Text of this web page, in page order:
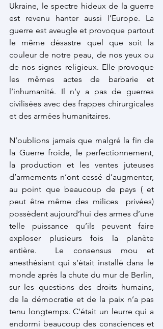
Ukraine, le spectre hideux de la guerre
est revenu hanter aussi l’Europe. La
guerre est aveugle et provoque partout
le même désastre quel que soit la
couleur de notre peau, de nos yeux ou
de nos signes religieux. Elle provoque
les mêmes actes de barbarie et
l’inhumanité. Il n’y a pas de guerres
civilisées avec des frappes chirurgicales
et des armées humanitaires.
N’oublions jamais que malgré la fin de
la Guerre froide, le perfectionnement,
la production et les ventes juteuses
d’armements n’ont cessé d’augmenter,
au point que beaucoup de pays ( et
peut être même des milices  privées)
possèdent aujourd’hui des armes d’une
telle puissance qu’ils peuvent faire
exploser plusieurs fois la planète
entière.  Le consensus mou et
anesthésiant qui s’était installé dans le
monde après la chute du mur de Berlin,
sur les questions des droits humains,
de la démocratie et de la paix n’a pas
tenu longtemps. C’était un leurre qui a
endormi beaucoup des consciences et